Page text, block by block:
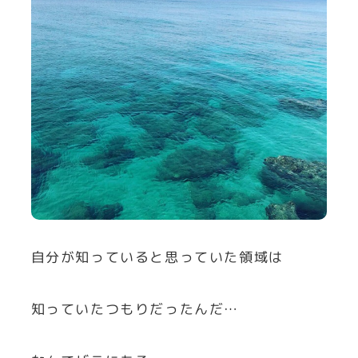
自分が知っていると思っていた領域は
知っていたつもりだったんだ…